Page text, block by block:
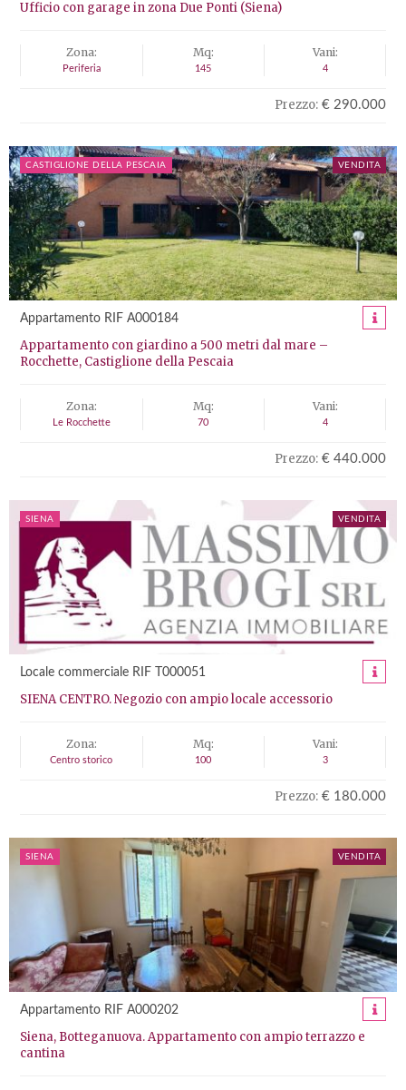
Ufficio con garage in zona Due Ponti (Siena)
Zona:
Periferia
Mq:
145
Vani:
4
Prezzo: € 290.000
CASTIGLIONE DELLA PESCAIA VENDITA
Appartamento RIF A000184
Appartamento con giardino a 500 metri dal mare –
Rocchette, Castiglione della Pescaia
Zona:
Le Rocchette
Mq:
70
Vani:
4
Prezzo: € 440.000
SIENA VENDITA
Locale commerciale RIF T000051
SIENA CENTRO. Negozio con ampio locale accessorio
Zona:
Centro storico
Mq:
100
Vani:
3
Prezzo: € 180.000
SIENA VENDITA
Appartamento RIF A000202
Siena, Botteganuova. Appartamento con ampio terrazzo e
cantina